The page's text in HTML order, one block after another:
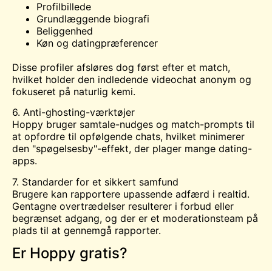
Profilbillede
Grundlæggende biografi
Beliggenhed
Køn og datingpræferencer
Disse profiler afsløres dog først efter et match,
hvilket holder den indledende videochat anonym og
fokuseret på naturlig kemi.
6. Anti-ghosting-værktøjer
Hoppy bruger samtale-nudges og match-prompts til
at opfordre til opfølgende chats, hvilket minimerer
den "spøgelsesby"-effekt, der plager mange dating-
apps.
7. Standarder for et sikkert samfund
Brugere kan rapportere upassende adfærd i realtid.
Gentagne overtrædelser resulterer i forbud eller
begrænset adgang, og der er et moderationsteam på
plads til at gennemgå rapporter.
Er Hoppy gratis?